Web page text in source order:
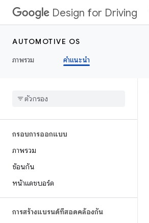
Design for Driving
AUTOMOTIVE OS
ภาพรวม
คำแนะนำ
กรอบการออกแบบ
ภาพรวม
ซ้อนกัน
หน้าแดชบอร์ด
การสร้างแบรนด์ที่สอดคล้องกัน